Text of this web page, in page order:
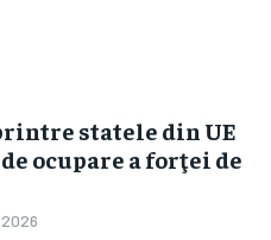
statele din UE
ocupare a forţei de